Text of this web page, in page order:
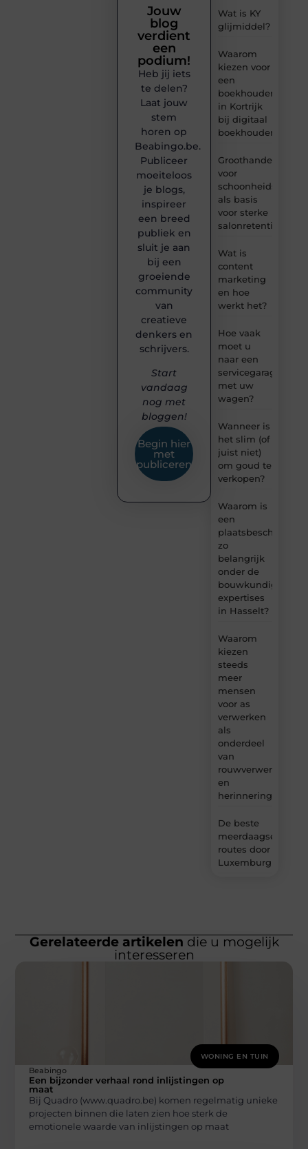
Wat is KY
glijmiddel?
Waarom
kiezen voor
een
boekhouder
in Kortrijk
bij digitaal
boekhouden?
Groothandel
voor
als basis
voor sterke
salonretentie
Wat is
content
marketing
en hoe
werkt het?
Hoe vaak
moet u
naar een
servicegarage
met uw
wagen?
Wanneer is
het slim (of
juist niet)
om goud te
verkopen?
Waarom is
een
plaatsbeschrijving
zo
belangrijk
onder de
bouwkundige
expertises
in Hasselt?
Waarom
kiezen
steeds
meer
mensen
voor as
verwerken
als
onderdeel
van
rouwverwerking
en
herinnering?
De beste
meerdaagse
routes door
Luxemburg
Jouw
blog
verdient
een
podium!
Heb jij iets
te delen?
Laat jouw
stem
horen op
Beabingo.be.
Publiceer
moeiteloos
je blogs,
inspireer
een breed
publiek en
sluit je aan
bij een
groeiende
community
van
creatieve
denkers en
schrijvers.
Start
vandaag
nog met
bloggen!
Begin hier
met
publiceren
Gerelateerde artikelen die u mogelijk
interesseren
WONING EN TUIN
Beabingo
Een bijzonder verhaal rond inlijstingen op
maat
Bij Quadro (www.quadro.be) komen regelmatig unieke
projecten binnen die laten zien hoe sterk de
emotionele waarde van inlijstingen op maat